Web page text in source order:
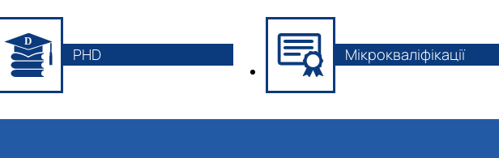
PHD Мікрокваліфікації